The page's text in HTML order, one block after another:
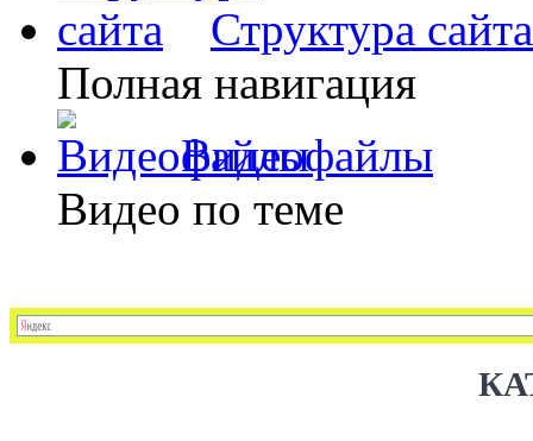
Структура сайта
Полная навигация
Видеофайлы
Видео по теме